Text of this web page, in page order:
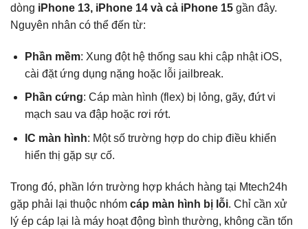
dòng iPhone 13, iPhone 14 và cả iPhone 15 gần đây.
Nguyên nhân có thể đến từ:
Phần mềm: Xung đột hệ thống sau khi cập nhật iOS,
cài đặt ứng dụng nặng hoặc lỗi jailbreak.
Phần cứng: Cáp màn hình (flex) bị lỏng, gãy, đứt vi
mạch sau va đập hoặc rơi rớt.
IC màn hình: Một số trường hợp do chip điều khiển
hiển thị gặp sự cố.
Trong đó, phần lớn trường hợp khách hàng tại Mtech24h
gặp phải lại thuộc nhóm cáp màn hình bị lỗi. Chỉ cần xử
lý ép cáp lại là máy hoạt động bình thường, không cần tốn